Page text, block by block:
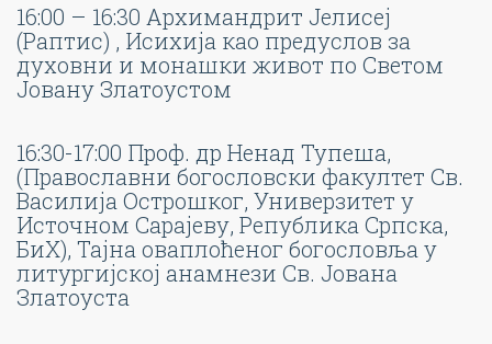
16:00 – 16:30 Архимандрит Јелисеј
(Раптис) , Исихија као предуслов за
духовни и монашки живот по Светом
Јовану Златоустом
16:30-17:00 Проф. др Ненад Тупеша,
(Православни богословски факултет Св.
Василија Острошког, Универзитет у
Источном Сарајеву, Република Српска,
БиХ), Тајна оваплоћеног богословља у
литургијској анамнези Св. Јована
Златоуста